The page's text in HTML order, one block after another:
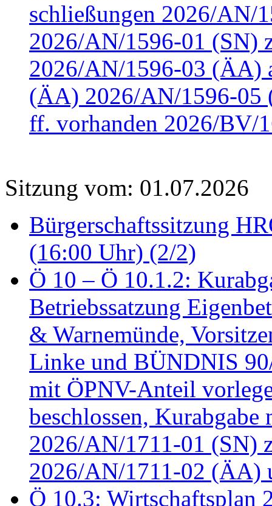
schließungen 2026/AN/
2026/AN/1596-01 (SN)
2026/AN/1596-03 (ÄA)
(ÄA) 2026/AN/1596-05
ff. vorhanden 2026/BV/
Sitzung vom: 01.07.2026
Bürgerschaftssitzung
(16:00 Uhr) (2/2)
Ö 10 – Ö 10.1.2:
Betriebssatzung
& Warnemünde,
Linke und BÜNDNIS
mit ÖPNV-Anteil
beschlossen,
2026/AN/1711-01 (SN)
2026/AN/1711-02 (ÄA)
Ö 10.3: Wirtschaftsplan